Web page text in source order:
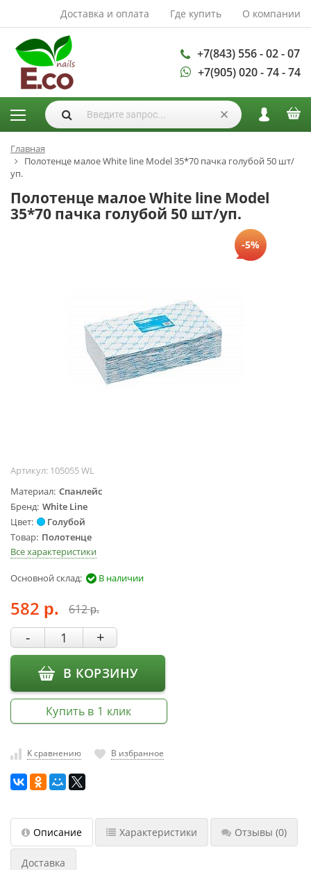
Доставка и оплата Где купить О компании
+7(843) 556 - 02 - 07
+7(905) 020 - 74 - 74
АКСЕССУАРЫ И
РАСХОДНЫЕ
МАТЕРИАЛЫ
Аксессуары
Запасные
лампы
Кисти
Одноразовая
продукция
ГЕЛЬ ЛАКИ
маникюра и
педикюра
Инструменты
Лампа-лупа
Лампы
Пылесосы
Стерилизаторы
Фрезы и
насадки
Хранение
инструмента
РАСПРОДАЖА
Главная
Полотенце малое White line Model 35*70 пачка голубой 50 шт/
уп.
Полотенце малое White line Model
35*70 пачка голубой 50 шт/уп.
-5%
Артикул: 105055 WL
Материал Спанлейс
Бренд White Line
Цвет
Голубой
Товар Полотенце
Все характеристики
Основной склад: В наличии
582 р. 612р.
- +
В КОРЗИНУ
Купить в 1 клик
К сравнению В избранное
Описание Характеристики Отзывы (0)
Доставка